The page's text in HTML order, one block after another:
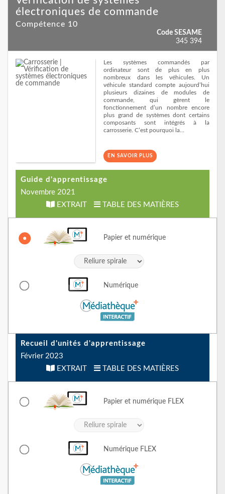
électroniques de commande
Compétence 10
Code SESAME
345 394
Les systèmes commandés par
ordinateur sont de plus en plus
nombreux dans les véhicules. Un
véhicule standard compte aujourd’hui
plusieurs dizaines de modules de
commande, qui gèrent le
fonctionnement d’un nombre encore
plus grand de systèmes dont certains
composants sont intégrés à la
carrosserie. C’est pourquoi la…
EN SAVOIR PLUS
Guide d'apprentissage
Novembre 2021
EXTRAIT
TABLE DES MATIÈRES
Papier et numérique
Numérique
Recueil d'unités d'apprentissage
Février 2023
EXTRAIT
TABLE DES MATIÈRES
Papier et numérique FLEX
Numérique FLEX